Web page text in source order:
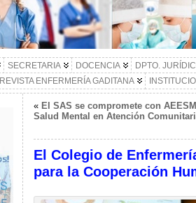
SECRETARIA DOCENCIA DPTO.
REVISTA ENFERMERÍA GADITANA
« El SAS se compromete con
Salud Mental en Atención
El Colegio de
para la Cooperación